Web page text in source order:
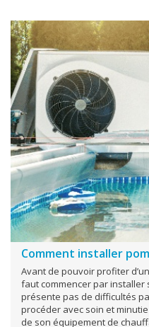
Comment installer
Avant de pouvoir profiter
faut commencer par installer
présente pas de difficultés
procéder avec soin et
de son équipement de